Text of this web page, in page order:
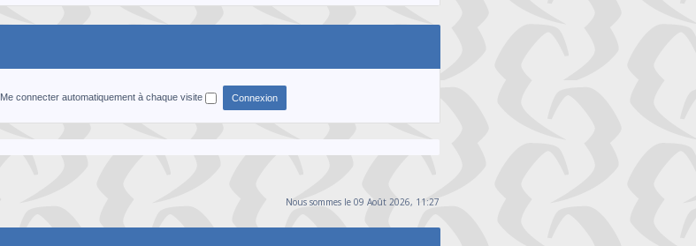
Me connecter automatiquement à chaque visite
Nous sommes le 09 Août 2026, 11:27